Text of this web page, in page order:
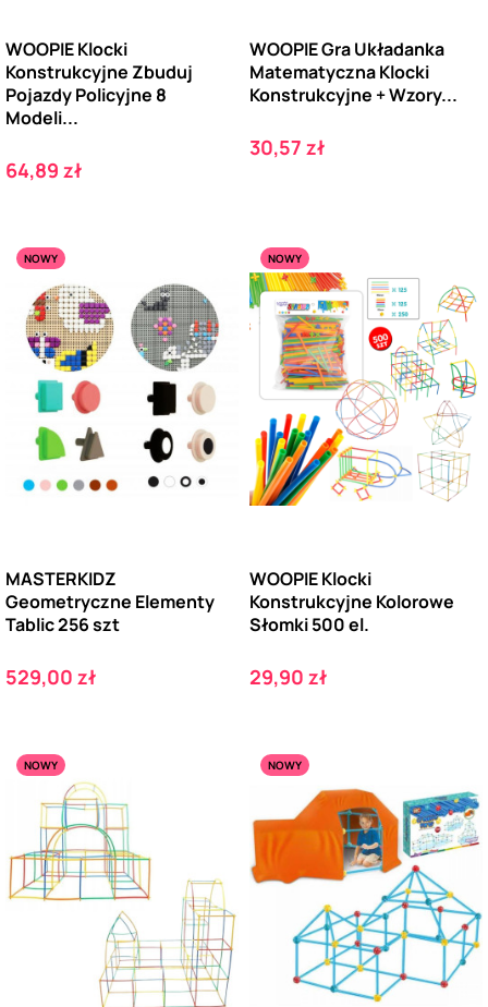
WOOPIE Klocki
Konstrukcyjne Zbuduj
Pojazdy Policyjne 8
Modeli...
Cena
64,89 zł
WOOPIE Gra Układanka
Matematyczna Klocki
Konstrukcyjne + Wzory...
Cena
30,57 zł
NOWY
MASTERKIDZ
Geometryczne Elementy
Tablic 256 szt
Cena
529,00 zł
NOWY
WOOPIE Klocki
Konstrukcyjne Kolorowe
Słomki 500 el.
Cena
29,90 zł
NOWY NOWY